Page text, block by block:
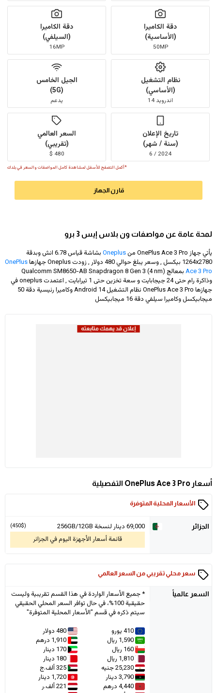
دقة الكاميرا
(الأساسية)
50MP
دقة الكاميرا
(السيلفي)
16MP
نظام التشغيل
(الأساسي)
اندرويد 14
الجيل الخامس
(5G)
يدعم
تاريخ الإعلان
(سنة / شهر)
2024 / 6
السعر العالمي
(تقريبي)
480 $
*أكمل التصفح للأسفل لمشاهدة كامل المواصفات والسعر في بلدك
قارن الجهاز
لمحة عامة عن مواصفات ون بلاس إيس 3 برو
يأتي جهاز OnePlus Ace 3 Pro من Oneplus بشاشة قياس 6.78 انش وبدقة
1264x2780 بيكسل , وسعر يبلغ حوالي 480 دولار , زودت Oneplus جهازها
OnePlus
Ace 3 Pro
بمعالج Qualcomm SM8650-AB Snapdragon 8 Gen 3 (4 nm)
وذاكرة رام حتى 24 جيجابايت و سعة تخزين حتى 1 تيرابايت , اعتمدت oneplus في
جهازها OnePlus Ace 3 Pro نظام التشغيل Android 14 وكاميرا رئيسية دقة 50
ميجابيكسل وكاميرا سيلفي دقة 16 ميجابيكسل
أسعار OnePlus Ace 3 Pro التفصيلية
الأسعار المحلية المتوفرة
الجزائر 69,000
(450$)
دينار لنسخة 256GB/12GB
قائمة أسعار الأجهزة اليوم في الجزائر
سعر محلي تقريبي من السعر العالمي
السعر عالمياً
* جميع الأسعار الواردة في هذا القسم تقريبية وليست
حقيقية 100%، في حال توافر السعر المحلي الحقيقي
سيتم ذكره في قسم "الأسعار المحلية المتوفرة"
410 يورو
480 دولار
1,590 ريال
1,910 درهم
160 ريال
170 دينار
1,810 ريال
180 دينار
25,230 جنيه
325 ألف.ج
3,790 دينار
1,720 دينار
4,440 درهم
221 ألف.ر